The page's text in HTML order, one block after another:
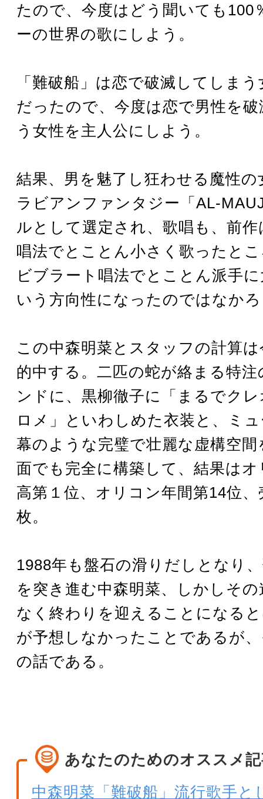
たので、今度はどう聞いても100
ーの世界の歌にしよう。
「難破船」は恋で破滅してしま
だったので、今度は恋で男性を
う女性を主人公にしよう。
結果、男を魅了し狂わせる魔性
ラビアンファンタジー「AL-
ルとして選定され、歌唱も、前
唱法でとことん小さく歌ったと
ビブラート唱法でとことん派手
いう方向性になったのではなか
この中森明菜とスタッフの計算
的中する。二匹の蛇が絡まる特
ンドに、黒柳徹子に「まるでク
ロメ」といわしめた衣装と、ミ
幕のような完璧で壮麗な虚構空
面でも完全に構築して、結果は
高第１位、オリコン年間第14位、
枚。
1988年も盤石の滑りだしとなり
を突き進む中森明菜、しかしそ
なく終わりを迎えることになる
が予想しなかったことであるが
の話である。
あなたのためのオススメ
中森明菜「難破船」流行歌手と